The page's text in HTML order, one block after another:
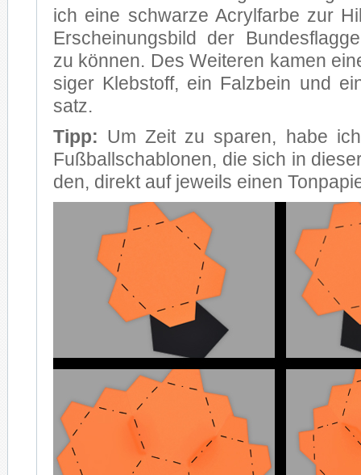
ich eine schwar­ze Acryl­far­be zur
Er­schei­nungs­bild der
zu kön­nen. Des Wei­te­ren ka­men
si­ger Kleb­stoff, ein Falz­bein und
satz.
Tipp: Um Zeit zu spa­ren, habe
Fuß­ball­scha­blo­nen, die sich in
den, di­rekt auf je­weils ei­nen